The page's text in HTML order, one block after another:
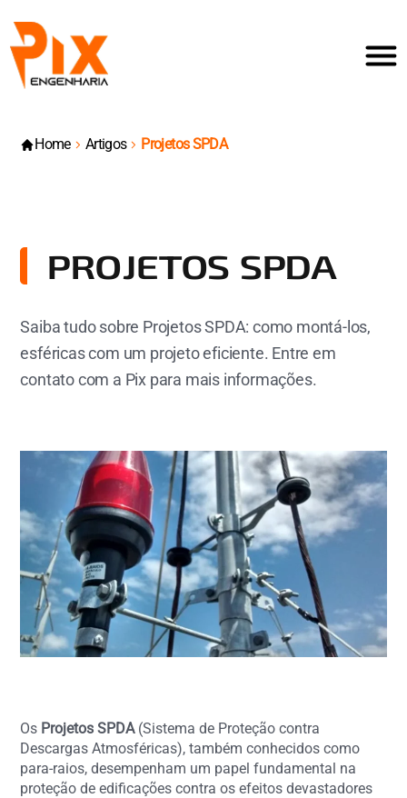
Home Artigos Projetos SPDA
PROJETOS SPDA
Saiba tudo sobre Projetos SPDA: como montá-los,
esféricas com um projeto eficiente. Entre em
contato com a Pix para mais informações.
Os Projetos SPDA(Sistema de Proteção contra
Descargas Atmosféricas), também conhecidos como
para-raios, desempenham um papel fundamental na
proteção de edificações contra os efeitos devastadores